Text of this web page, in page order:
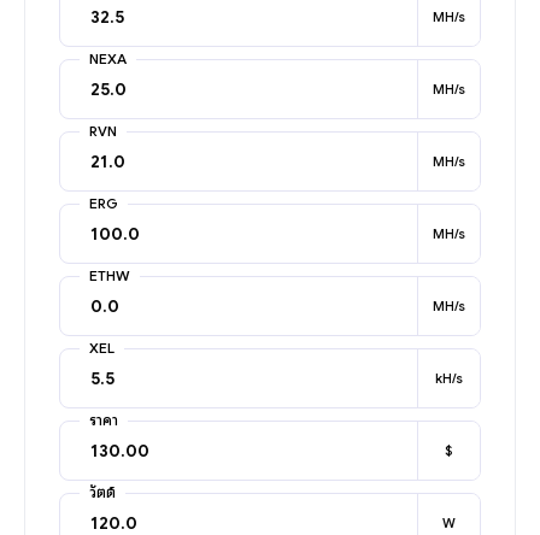
MH/s
NEXA
MH/s
RVN
MH/s
ERG
MH/s
ETHW
MH/s
XEL
kH/s
ราคา
$
วัตต์
W